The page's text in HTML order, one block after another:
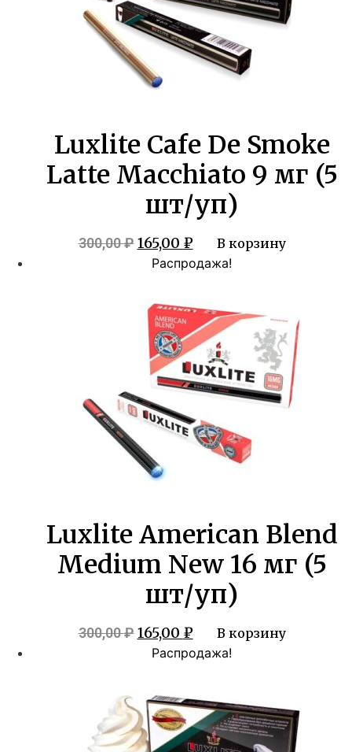
Luxlite Cafe De Smoke
Latte Macchiato 9 мг (5
шт/уп)
300,00₽ Первоначальная
цена
300,00 ₽.
165,00 ₽Текущая
цена:
В корзину
Распродажа!
Luxlite American Blend
Medium New 16 мг (5
шт/уп)
300,00₽ Первоначальная
цена
300,00 ₽.
165,00 ₽Текущая
цена:
В корзину
Распродажа!